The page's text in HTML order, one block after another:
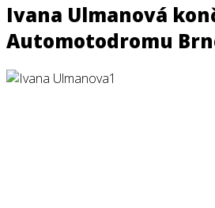
Ivana Ulmanová
Automotodromu